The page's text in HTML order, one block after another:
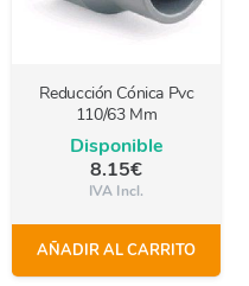
Reducción Cónica Pvc
110/63 Mm
Disponible
8.15€
IVA Incl.
AÑADIR AL CARRITO